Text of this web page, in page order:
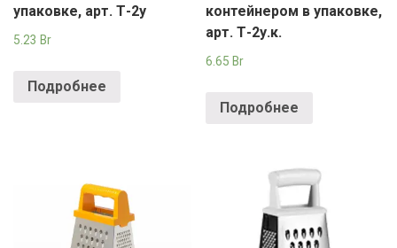
упаковке, арт. Т-2у
5.23 Br
Подробнее
контейнером в упаковке,
арт. Т-2у.к.
6.65 Br
Подробнее